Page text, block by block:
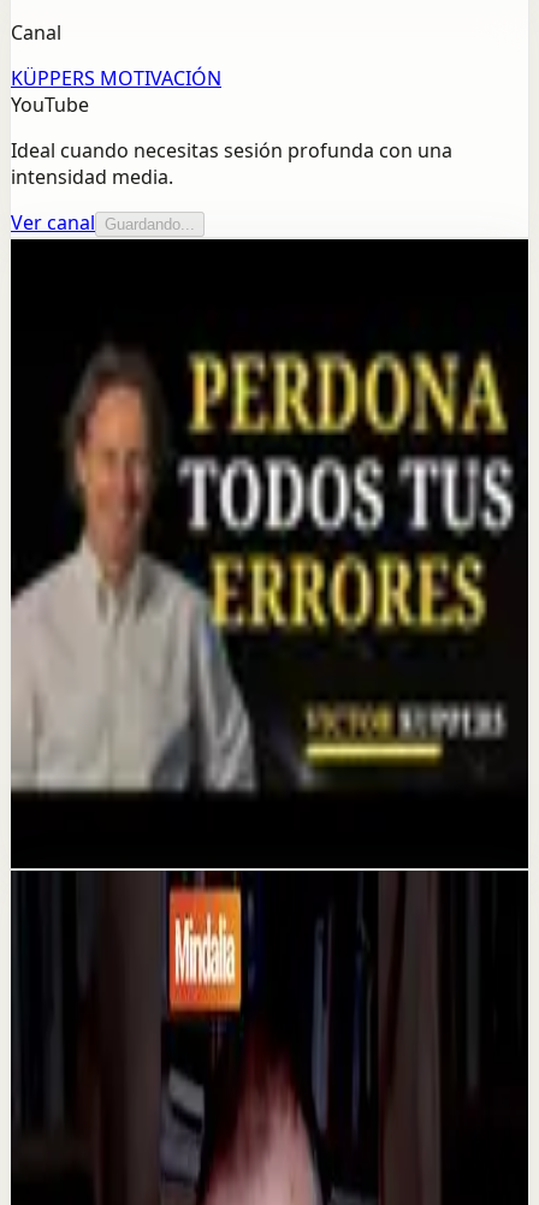
Canal
KÜPPERS MOTIVACIÓN
YouTube
Ideal cuando necesitas sesión profunda con una
intensidad media.
Ver canal
Guardando...
Seguir explorando
Sesión profunda
Nunca Grites tu Felicidad La Envidia Tiene el
Sueño Muy Liviano
Sesión profunda
Deja de estar para todos si no están para ti
Tu castigo ya terminó empieza tu nueva vida
Videos relacionados
Media
Razones por las cuales la gente llega a la
depresión | Rafa López en
@asiomasclaropodcast